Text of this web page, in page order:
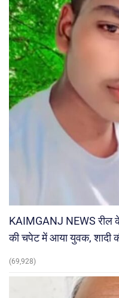
KAIMGANJ NEWS रील
की चपेट में आया युवक, शादी
(69,928)